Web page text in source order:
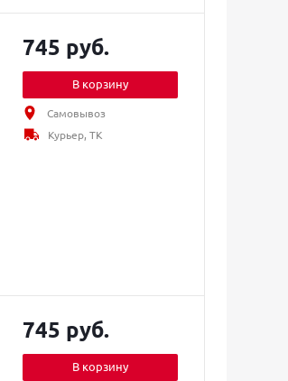
745 руб.
В корзину
Самовывоз
Курьер, ТК
745 руб.
В корзину